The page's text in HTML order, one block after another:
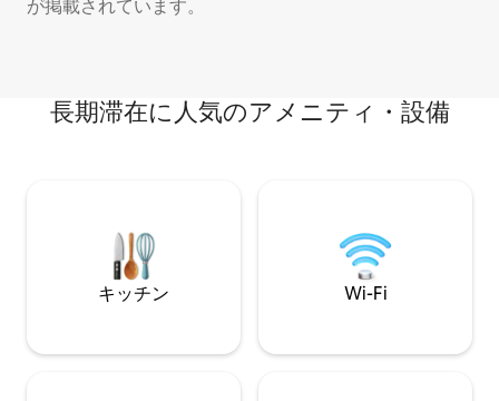
が掲載されています。
長期滞在に人気のアメニティ・設備
キッチン Wi-Fi